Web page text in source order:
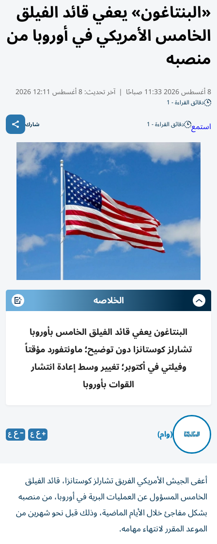
«البنتاغون» يعفي قائد الفيلق
الخامس الأمريكي في أوروبا من
منصبه
8 أغسطس 2026 11:33 صباحًا | آخر تحديث:8 أغسطس 12:11 2026
دقائق القراءة - 1
استمع دقائق القراءة - 1 شارك
الخلاصه
البنتاغون يعفي قائد الفيلق الخامس بأوروبا
تشارلز كوستانزا دون توضيح؛ ماونتفورد مؤقتاً
وفيلتي في أكتوبر؛ تغيير وسط إعادة انتشار
القوات بأوروبا
(وام)
أعفى الجيش الأمريكي الفريق تشارلز كوستانزا، قائد الفيلق
الخامس المسؤول عن العمليات البرية في أوروبا، من منصبه
بشكل مفاجئ خلال الأيام الماضية، وذلك قبل نحو شهرين من
الموعد المقرر لانتهاء مهامه.